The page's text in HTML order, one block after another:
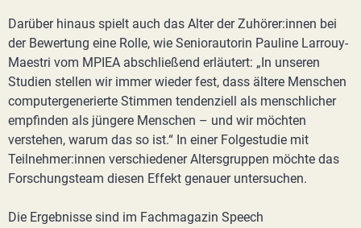
Darüber hinaus spielt auch das Alter der Zuhörer:innen bei
der Bewertung eine Rolle, wie Seniorautorin Pauline Larrouy-
Maestri vom MPIEA abschließend erläutert: „In unseren
Studien stellen wir immer wieder fest, dass ältere Menschen
computergenerierte Stimmen tendenziell als menschlicher
empfinden als jüngere Menschen – und wir möchten
verstehen, warum das so ist.“ In einer Folgestudie mit
Teilnehmer:innen verschiedener Altersgruppen möchte das
Forschungsteam diesen Effekt genauer untersuchen.
Die Ergebnisse sind im Fachmagazin Speech